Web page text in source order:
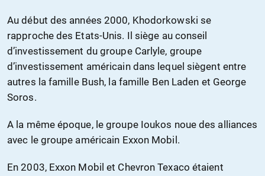
Au début des années 2000, Khodorkowski se
rapproche des Etats-Unis. Il siège au conseil
d’investissement du groupe Carlyle, groupe
d’investissement américain dans lequel siègent entre
autres la famille Bush, la famille Ben Laden et George
Soros.
A la même époque, le groupe Ioukos noue des alliances
avec le groupe américain Exxon Mobil.
En 2003, Exxon Mobil et Chevron Texaco étaient